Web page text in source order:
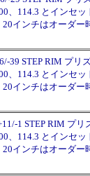
114.3 とインセッ
インチはオーダー
39 STEP RIM プ
114.3 とインセッ
インチはオーダー
1 STEP RIM プ
114.3 とインセッ
インチはオーダー